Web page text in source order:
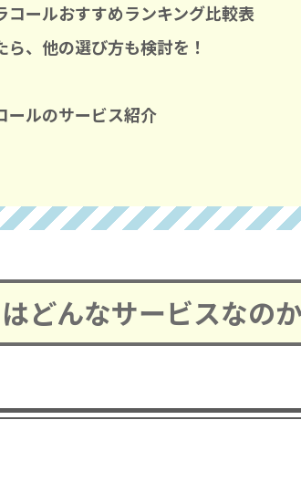
コールおすすめランキング比較表
、他の選び方も検討を！
ールのサービス紹介
どんなサービスなの